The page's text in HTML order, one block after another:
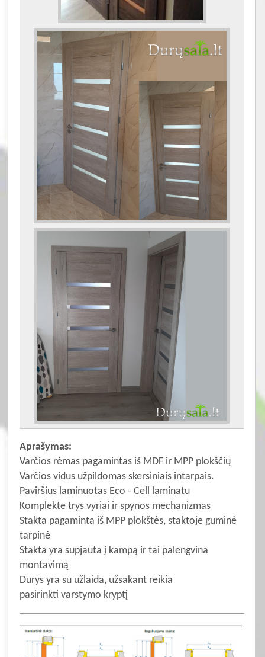
Aprašymas:
Varčios rėmas pagamintas iš MDF ir MPP plokščių
Varčios vidus užpildomas skersiniais intarpais.
Paviršius laminuotas Eco - Cell laminatu
Komplekte trys vyriai ir spynos mechanizmas
Stakta pagaminta iš MPP plokštės, staktoje guminė
tarpinė
Stakta yra supjauta į kampą ir tai palengvina
montavimą
Durys yra su užlaida, užsakant reikia
pasirinkti varstymo kryptį